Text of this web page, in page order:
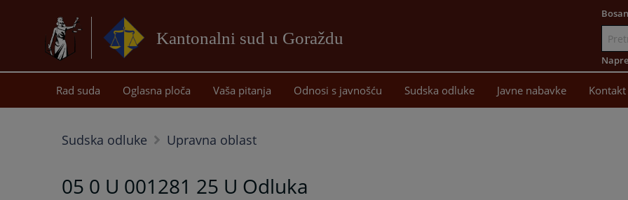
Kantonalni sud u Goraždu
sadržaj
Rad suda Oglasna ploča Vaša pitanja Odnosi s javnošću Sudska odluke Javne nabavke Kontakt
Sudska odluke Upravna oblast
05 0 U 001281 25 U Odluka